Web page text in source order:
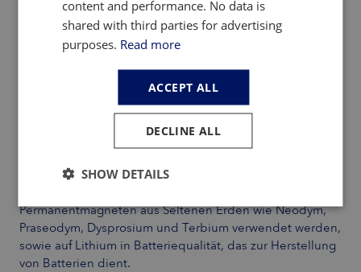
Obwohl das CRMA grundsätzlich für strategische
Gesetzes, dass der Schwerpunkt unverhältnismäßig stark
Permanentmagneten aus Seltenen Erden wie Neodym,
Praseodym, Dysprosium und Terbium verwendet werden,
sowie auf Lithium in Batteriequalität, das zur Herstellung
von Batterien dient.
content and performance. No data is
shared with third parties for advertising
purposes. Read more
ACCEPT ALL
DECLINE ALL
SHOW DETAILS